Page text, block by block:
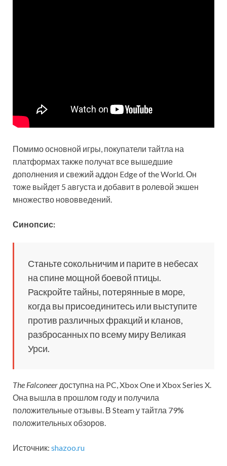
Помимо основной игры, покупатели тайтла на
платформах также получат все вышедшие
дополнения и свежий аддон Edge of the World. Он
тоже выйдет 5 августа и добавит в ролевой экшен
множество нововведений.
Синопсис:
Станьте сокольничим и парите в небесах
на спине мощной боевой птицы.
Раскройте тайны, потерянные в море,
когда вы присоединитесь или выступите
против различных фракций и кланов,
разбросанных по всему миру Великая
Урси.
The Falconeer доступна на PC, Xbox One и Xbox Series X.
Она вышла в прошлом году и получила
положительные отзывы. В Steam у тайтла 79%
положительных обзоров.
Источник: shazoo.ru